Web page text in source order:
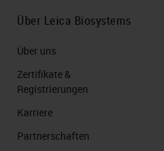
Über Leica Biosystems
Über uns
Zertifikate &
Registrierungen
Karriere
Partnerschaften